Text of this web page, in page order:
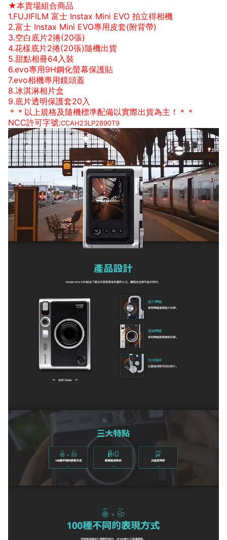
★本賣場組合商品
1.FUJIFILM 富士 Instax Mini EVO 拍立得相機
2.富士 Instax Mini EVO專用皮套(附背帶)
3.空白底片2捲(20張)
4.花樣底片2捲(20張)隨機出貨
5.甜點相冊64入裝
6.evo專用9H鋼化螢幕保護貼
7.evo相機專用鏡頭蓋
8.冰淇淋相片盒
9.底片透明保護套20入
＊＊以上規格及隨機標準配備以實際出貨為主！＊＊
NCC許可字號:CCAH23LP2890T9